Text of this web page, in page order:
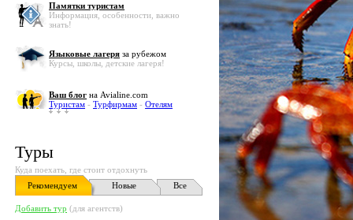
Памятки туристам
Информация, особенности, важно
знать!
Языковые лагеря за рубежом
Курсы, школы, детские лагеря!
Ваш блог на Avialine.com
Туристам - Турфирмам - Отелям
Туры
Куда поехать, где стоит отдохнуть
Рекомендуем
Новые Все
Добавить тур (для агентств)